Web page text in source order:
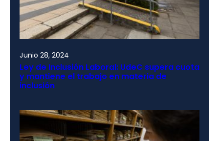
Junio 28, 2024
Ley de Inclusión Laboral: UdeC supera cuota
y mantiene el trabajo en materia de
inclusión